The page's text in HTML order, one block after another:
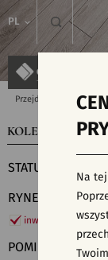
PL
Przejdź do strony
KOLEKCJE
STATUS
RYNEK
inwestycje
POMIESZCZENIE
Na